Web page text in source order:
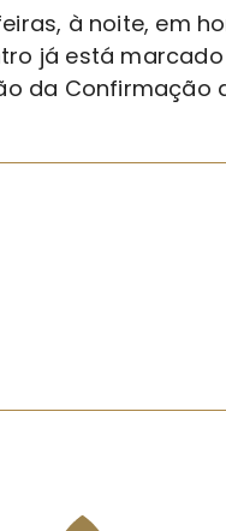
à noite, em
já está
da Confirmação